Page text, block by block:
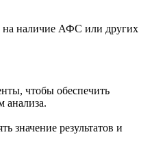
на наличие АФС или других
чтобы обеспечить
анализа.
значение результатов и